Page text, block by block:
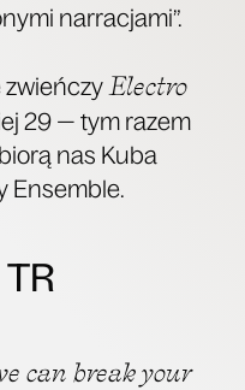
narracjami”.
zwień­czyElec­tro
29 — tym razem
nas Kuba
Ensemble.
can bre­ak your